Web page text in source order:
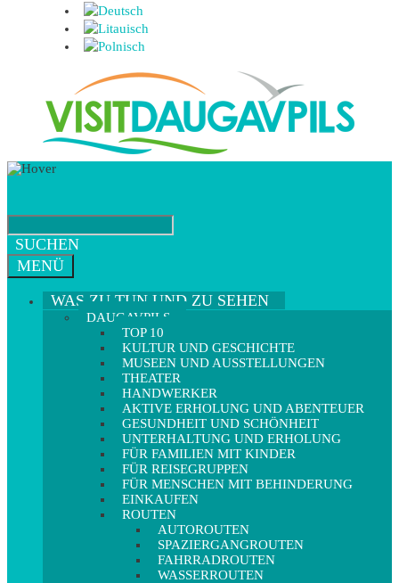
SUCHEN
MENÜ
WAS ZU TUN UND ZU SEHEN
DAUGAVPILS
TOP 10
KULTUR UND GESCHICHTE
MUSEEN UND AUSSTELLUNGEN
THEATER
HANDWERKER
AKTIVE ERHOLUNG UND ABENTEUER
GESUNDHEIT UND SCHÖNHEIT
UNTERHALTUNG UND ERHOLUNG
FÜR FAMILIEN MIT KINDER
FÜR REISEGRUPPEN
FÜR MENSCHEN MIT BEHINDERUNG
EINKAUFEN
ROUTEN
AUTOROUTEN
SPAZIERGANGROUTEN
FAHRRADROUTEN
WASSERROUTEN